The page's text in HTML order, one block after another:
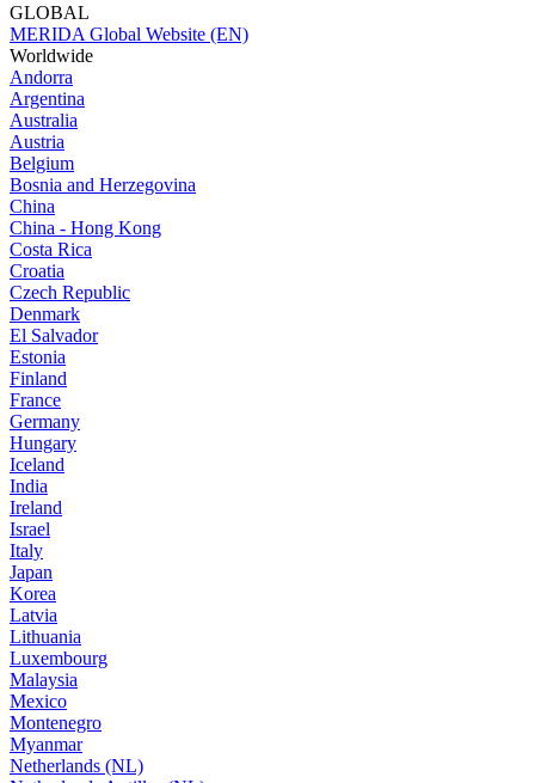
GLOBAL
MERIDA Global Website (EN)
Worldwide
Andorra
Argentina
Australia
Austria
Belgium
Bosnia and Herzegovina
China
China - Hong Kong
Costa Rica
Croatia
Czech Republic
Denmark
El Salvador
Estonia
Finland
France
Germany
Hungary
Iceland
India
Ireland
Israel
Italy
Japan
Korea
Latvia
Lithuania
Luxembourg
Malaysia
Mexico
Montenegro
Myanmar
Netherlands (NL)